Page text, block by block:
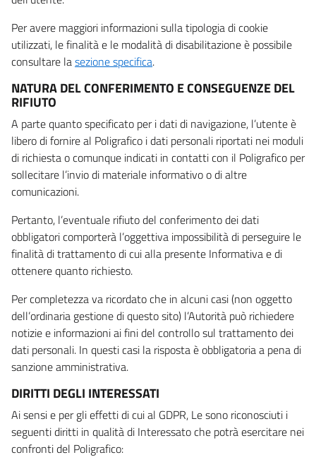
Per avere maggiori informazioni sulla tipologia di cookie
utilizzati, le finalità e le modalità di disabilitazione è possibile
consultare lasezione specifica.
NATURA DEL CONFERIMENTO E CONSEGUENZE DEL
RIFIUTO
A parte quanto specificato per i dati di navigazione, l’utente è
libero di fornire al Poligrafico i dati personali riportati nei moduli
di richiesta o comunque indicati in contatti con il Poligrafico per
sollecitare l’invio di materiale informativo o di altre
comunicazioni.
Pertanto, l’eventuale rifiuto del conferimento dei dati
obbligatori comporterà l’oggettiva impossibilità di perseguire le
finalità di trattamento di cui alla presente Informativa e di
ottenere quanto richiesto.
Per completezza va ricordato che in alcuni casi (non oggetto
dell’ordinaria gestione di questo sito) l’Autorità può richiedere
notizie e informazioni ai fini del controllo sul trattamento dei
dati personali. In questi casi la risposta è obbligatoria a pena di
sanzione amministrativa.
DIRITTI DEGLI INTERESSATI
Ai sensi e per gli effetti di cui al GDPR, Le sono riconosciuti i
seguenti diritti in qualità di Interessato che potrà esercitare nei
confronti del Poligrafico: